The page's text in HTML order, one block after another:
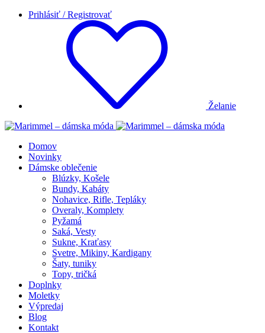
Prihlásiť / Registrovať
Želanie
Domov
Novinky
Dámske oblečenie
Blúzky, Košele
Bundy, Kabáty
Nohavice, Rifle, Tepláky
Overaly, Komplety
Pyžamá
Saká, Vesty
Sukne, Kraťasy
Svetre, Mikiny, Kardigany
Šaty, tuniky
Topy, tričká
Doplnky
Moletky
Výpredaj
Blog
Kontakt